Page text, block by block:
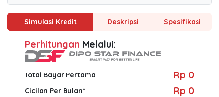
Simulasi Kredit Deskripsi Spesifikasi
Perhitungan Melalui:
Total Bayar Pertama Rp 0
Cicilan Per Bulan* Rp 0